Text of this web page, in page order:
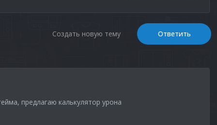
Ответить
Создать новую тему
предлагаю калькулятор урона